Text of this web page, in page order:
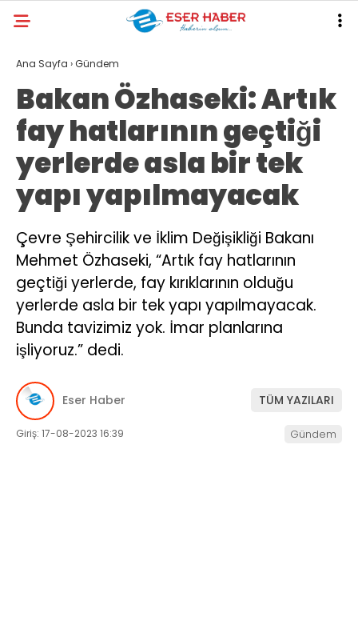
GALERİ VİDEO YAZARLAR
ANTALYA
EKONOMI
POLITIKA
SPOR
MAGAZIN
SAĞLIK
RESMI İLANLAR
SERVISLER
Ana Sayfa ›Gündem
Bakan Özhaseki: Artık
fay hatlarının geçtiği
yerlerde asla bir tek
yapı yapılmayacak
Çevre Şehircilik ve İklim Değişikliği Bakanı
Mehmet Özhaseki, “Artık fay hatlarının
geçtiği yerlerde, fay kırıklarının olduğu
yerlerde asla bir tek yapı yapılmayacak.
Bunda tavizimiz yok. İmar planlarına
işliyoruz.” dedi.
Eser Haber TÜM YAZILARI
Giriş: 17-08-2023 16:39 Gündem